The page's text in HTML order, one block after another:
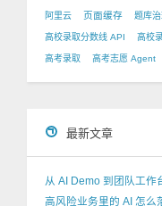
阿里云 页面缓存 题库
高校录取分数线 API 高校
高考录取 高考志愿 Agent
最新文章
从 AI Demo 到团队工作
高风险业务里的 AI 怎么